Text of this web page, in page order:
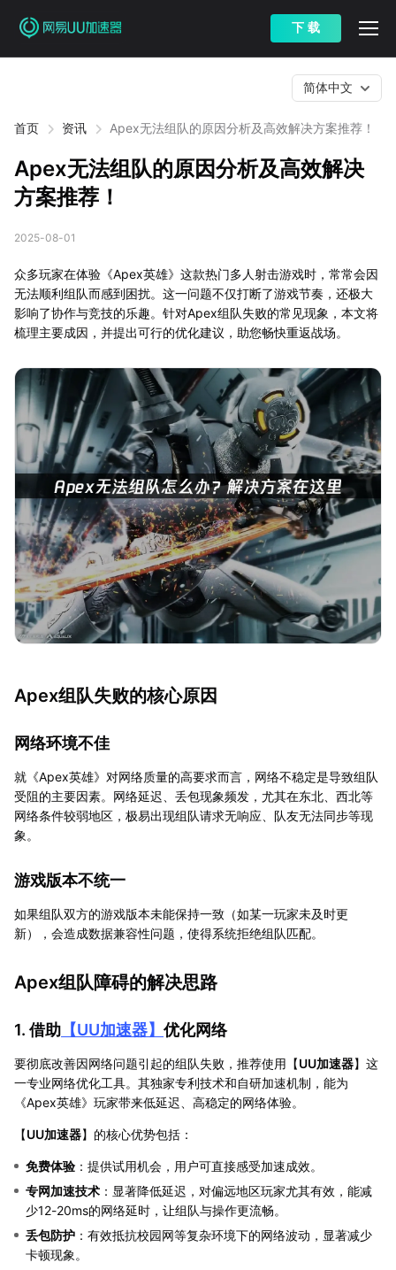
下 载
首页 资讯 Apex无法组队的原因分析及高效解决方案推荐！
简体中文
Apex无法组队的原因分析及高效解决
方案推荐！
2025-08-01
众多玩家在体验《Apex英雄》这款热门多人射击游戏时，常常会因
无法顺利组队而感到困扰。这一问题不仅打断了游戏节奏，还极大
影响了协作与竞技的乐趣。针对Apex组队失败的常见现象，本文将
梳理主要成因，并提出可行的优化建议，助您畅快重返战场。
Apex组队失败的核心原因
网络环境不佳
就《Apex英雄》对网络质量的高要求而言，网络不稳定是导致组队
受阻的主要因素。网络延迟、丢包现象频发，尤其在东北、西北等
网络条件较弱地区，极易出现组队请求无响应、队友无法同步等现
象。
游戏版本不统一
如果组队双方的游戏版本未能保持一致（如某一玩家未及时更
新），会造成数据兼容性问题，使得系统拒绝组队匹配。
Apex组队障碍的解决思路
1. 借助 【UU加速器】 优化网络
要彻底改善因网络问题引起的组队失败，推荐使用【UU加速器】这
一专业网络优化工具。其独家专利技术和自研加速机制，能为
《Apex英雄》玩家带来低延迟、高稳定的网络体验。
【UU加速器】的核心优势包括：
免费体验 ：提供试用机会，用户可直接感受加速成效。
专网加速技术 ：显著降低延迟，对偏远地区玩家尤其有效，能减
少12-20ms的网络延时，让组队与操作更流畅。
丢包防护 ：有效抵抗校园网等复杂环境下的网络波动，显著减少
卡顿现象。